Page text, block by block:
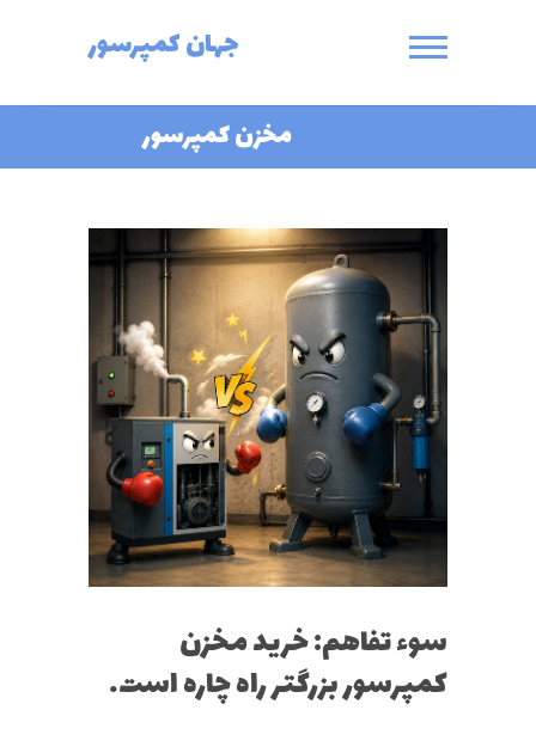
جهان کمپرسور
مخزن کمپرسور
سوء تفاهم: خرید مخزن
کمپرسور بزرگتر راه چاره است.